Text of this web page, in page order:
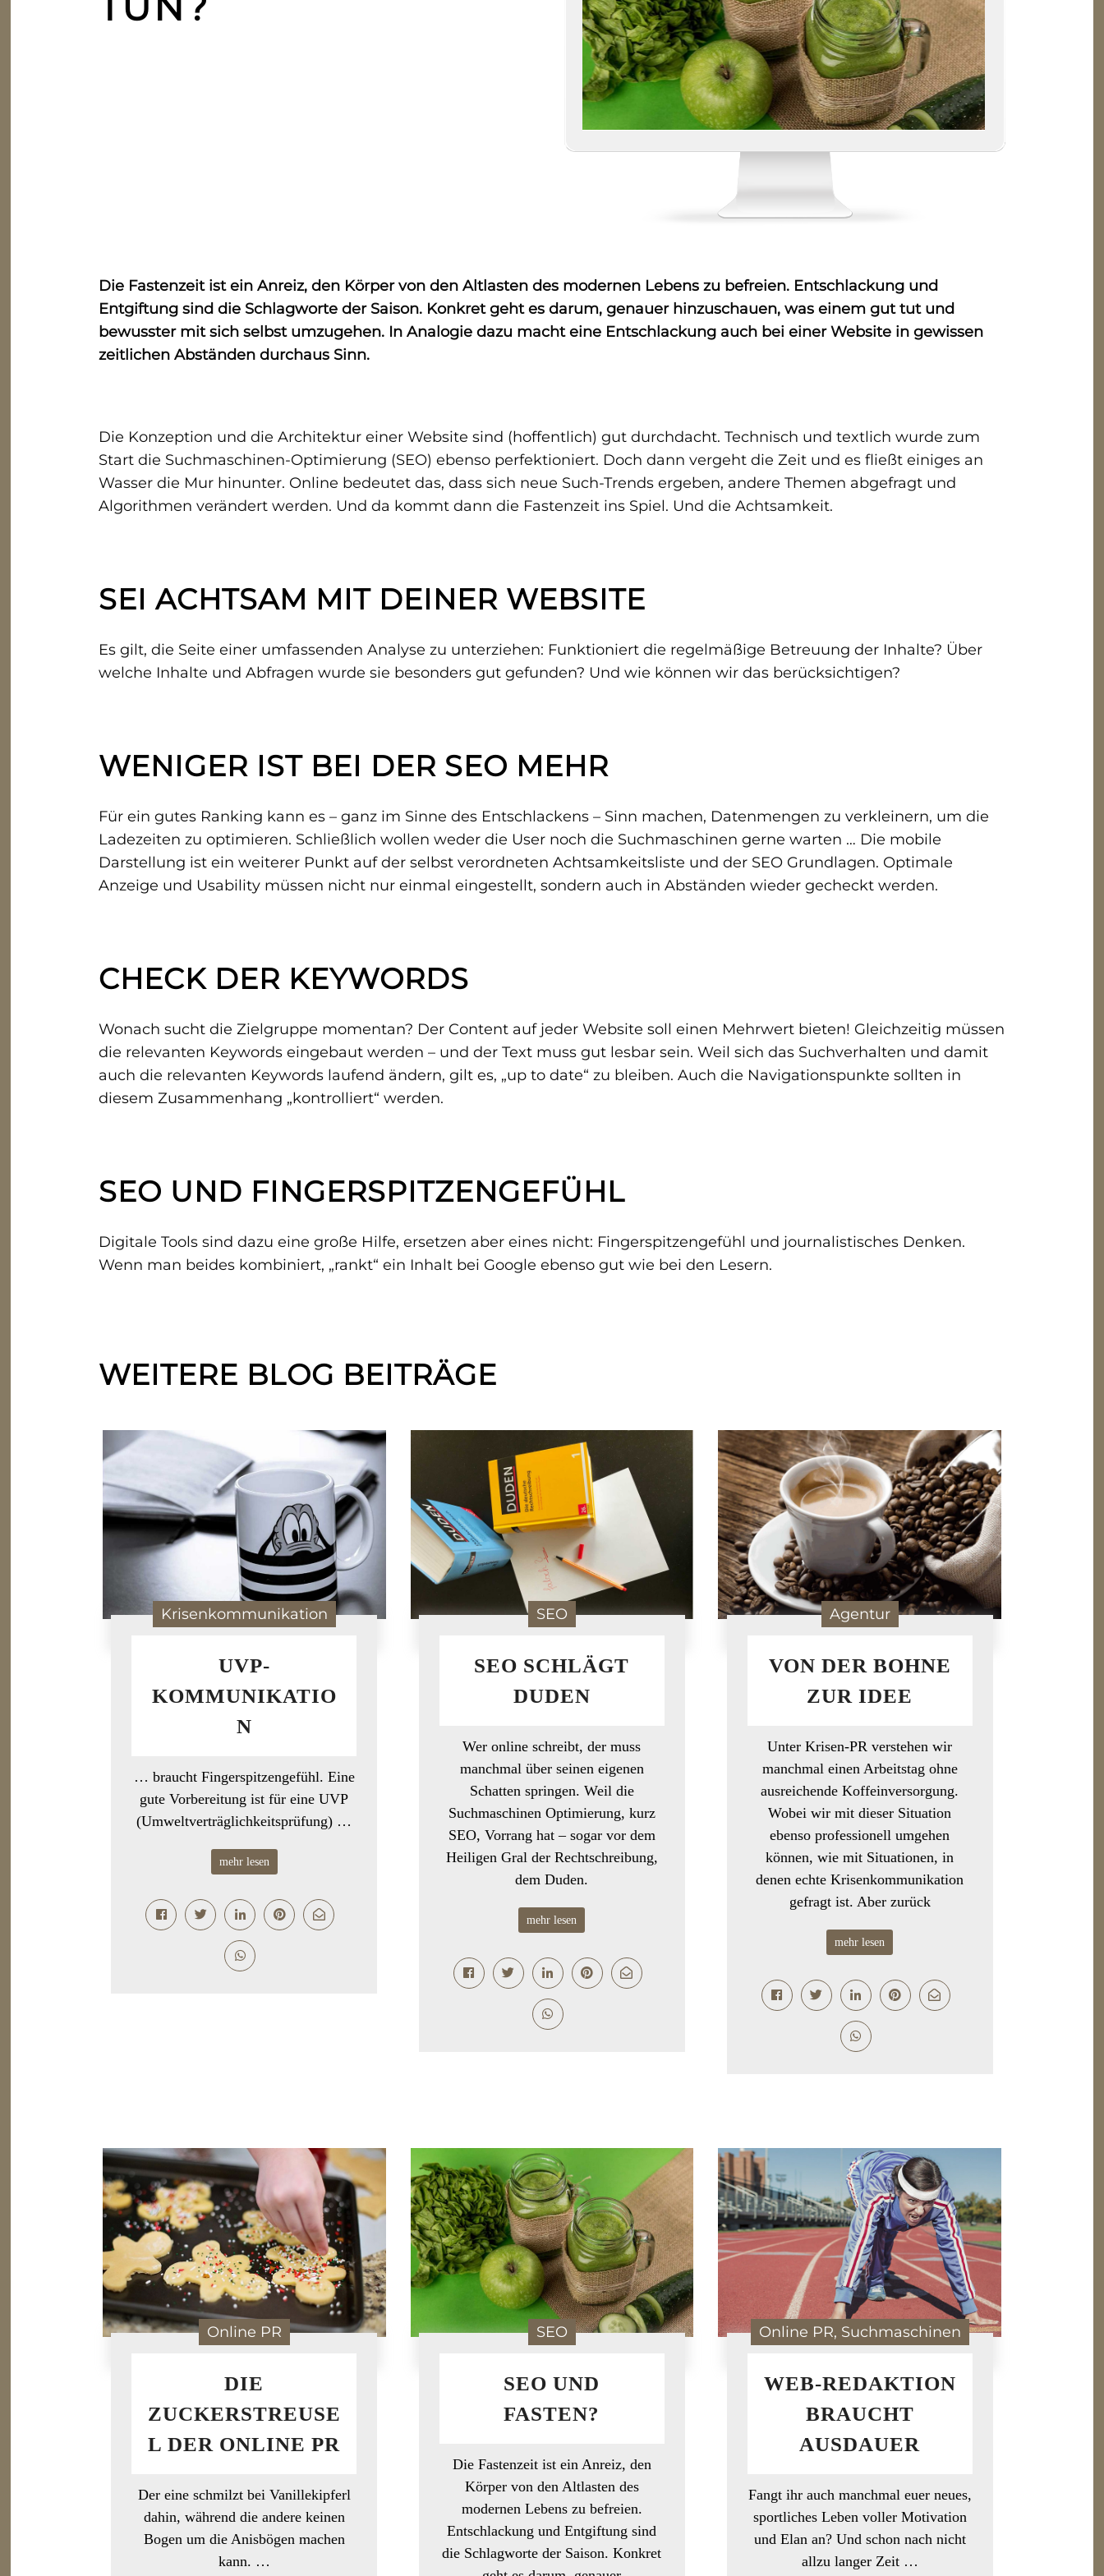
Die Fastenzeit ist ein Anreiz, den Körper von den Altlasten des modernen Lebens zu befreien. Entschlackung und
Entgiftung sind die Schlagworte der Saison. Konkret geht es darum, genauer hinzuschauen, was einem gut tut und
bewusster mit sich selbst umzugehen. In Analogie dazu macht eine Entschlackung auch bei einer Website in gewissen
zeitlichen Abständen durchaus Sinn.
Die Konzeption und die Architektur einer Website sind (hoffentlich) gut durchdacht. Technisch und textlich wurde zum
Start die Suchmaschinen-Optimierung (SEO) ebenso perfektioniert. Doch dann vergeht die Zeit und es fließt einiges an
Wasser die Mur hinunter. Online bedeutet das, dass sich neue Such-Trends ergeben, andere Themen abgefragt und
Algorithmen verändert werden. Und da kommt dann die Fastenzeit ins Spiel. Und die Achtsamkeit.
SEI ACHTSAM MIT DEINER WEBSITE
Es gilt, die Seite einer umfassenden Analyse zu unterziehen: Funktioniert die regelmäßige Betreuung der Inhalte? Über
welche Inhalte und Abfragen wurde sie besonders gut gefunden? Und wie können wir das berücksichtigen?
WENIGER IST BEI DER SEO MEHR
Für ein gutes Ranking kann es – ganz im Sinne des Entschlackens – Sinn machen, Datenmengen zu verkleinern, um die
Ladezeiten zu optimieren. Schließlich wollen weder die User noch die Suchmaschinen gerne warten … Die mobile
Darstellung ist ein weiterer Punkt auf der selbst verordneten Achtsamkeitsliste und der SEO Grundlagen. Optimale
Anzeige und Usability müssen nicht nur einmal eingestellt, sondern auch in Abständen wieder gecheckt werden.
CHECK DER KEYWORDS
Wonach sucht die Zielgruppe momentan? Der Content auf jeder Website soll einen Mehrwert bieten! Gleichzeitig müssen
die relevanten Keywords eingebaut werden – und der Text muss gut lesbar sein. Weil sich das Suchverhalten und damit
auch die relevanten Keywords laufend ändern, gilt es, „up to date“ zu bleiben. Auch die Navigationspunkte sollten in
diesem Zusammenhang „kontrolliert“ werden.
SEO UND FINGERSPITZENGEFÜHL
Digitale Tools sind dazu eine große Hilfe, ersetzen aber eines nicht: Fingerspitzengefühl und journalistisches Denken.
Wenn man beides kombiniert, „rankt“ ein Inhalt bei Google ebenso gut wie bei den Lesern.
WEITERE BLOG BEITRÄGE
Krisenkommunikation
UVP-
KOMMUNIKATIO
N
… braucht Fingerspitzengefühl. Eine
gute Vorbereitung ist für eine UVP
(Umweltverträglichkeitsprüfung) …
mehr lesen
SEO
SEO SCHLÄGT
DUDEN
Wer online schreibt, der muss
manchmal über seinen eigenen
Schatten springen. Weil die
Suchmaschinen Optimierung, kurz
SEO, Vorrang hat – sogar vor dem
Heiligen Gral der Rechtschreibung,
dem Duden.
mehr lesen
Agentur
VON DER BOHNE
ZUR IDEE
Unter Krisen-PR verstehen wir
manchmal einen Arbeitstag ohne
ausreichende Koffeinversorgung.
Wobei wir mit dieser Situation
ebenso professionell umgehen
können, wie mit Situationen, in
denen echte Krisenkommunikation
gefragt ist. Aber zurück
mehr lesen
Online PR
DIE
ZUCKERSTREUSE
L DER ONLINE PR
Der eine schmilzt bei Vanillekipferl
dahin, während die andere keinen
Bogen um die Anisbögen machen
kann. …
SEO
SEO UND
FASTEN?
Die Fastenzeit ist ein Anreiz, den
Körper von den Altlasten des
modernen Lebens zu befreien.
Entschlackung und Entgiftung sind
die Schlagworte der Saison. Konkret
Online PR, Suchmaschinen
WEB-REDAKTION
BRAUCHT
AUSDAUER
Fangt ihr auch manchmal euer neues,
sportliches Leben voller Motivation
und Elan an? Und schon nach nicht
allzu langer Zeit …